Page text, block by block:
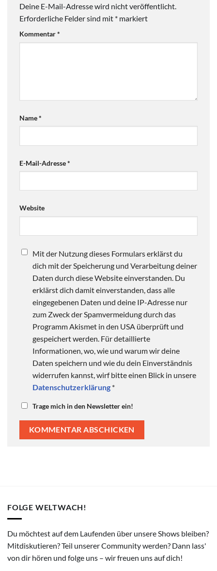
Deine E-Mail-Adresse wird nicht veröffentlicht.
Erforderliche Felder sind mit * markiert
Kommentar*
Name*
E-Mail-Adresse*
Website
Mit der Nutzung dieses Formulars erklärst du
dich mit der Speicherung und Verarbeitung deiner
Daten durch diese Website einverstanden. Du
erklärst dich damit einverstanden, dass alle
eingegebenen Daten und deine IP-Adresse nur
zum Zweck der Spamvermeidung durch das
Programm Akismet in den USA überprüft und
gespeichert werden. Für detaillierte
Informationen, wo, wie und warum wir deine
Daten speichern und wie du dein Einverständnis
widerrufen kannst, wirf bitte einen Blick in unsere
Datenschutzerklärung *
Trage mich in den Newsletter ein!
FOLGE WELTWACH!
Du möchtest auf dem Laufenden über unsere Shows bleiben?
Mitdiskutieren? Teil unserer Community werden? Dann lass'
von dir hören und folge uns – wir freuen uns auf dich!